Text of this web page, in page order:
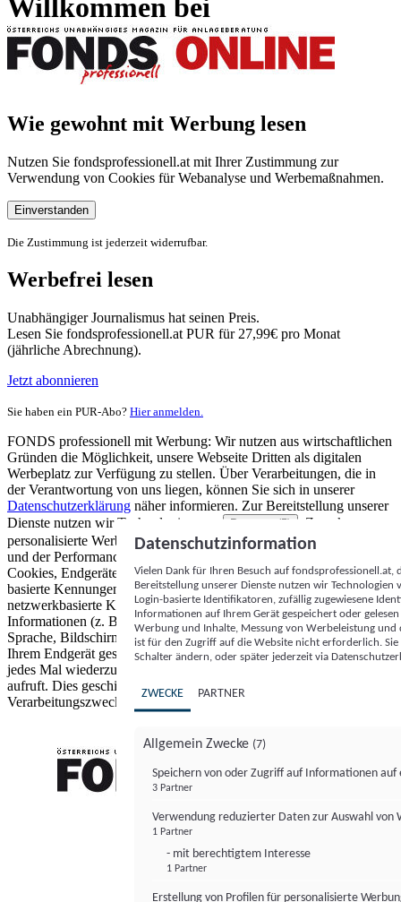
Willkommen bei
Wie gewohnt mit Werbung lesen
Nutzen Sie fondsprofessionell.at mit Ihrer Zustimmung zur
Verwendung von Cookies für Webanalyse und Werbemaßnahmen.
Einverstanden
Die Zustimmung ist jederzeit widerrufbar.
Werbefrei lesen
Unabhängiger Journalismus hat seinen Preis.
Lesen Sie fondsprofessionell.at PUR für 27,99€ pro Monat
(jährliche Abrechnung).
Jetzt abonnieren
Sie haben ein PUR-Abo? Hier anmelden.
FONDS professionell mit Werbung: Wir nutzen aus wirtschaftlichen
Gründen die Möglichkeit, unsere Webseite Dritten als digitalen
Werbeplatz zur Verfügung zu stellen. Über Verarbeitungen, die in
der Verantwortung von uns liegen, können Sie sich in unserer
Datenschutzerklärung näher informieren. Zur Bereitstellung unserer
Dienste nutzen wir Technologien von
Partnern (5)
. Zwecke:
personalisierte Werbung und Inhalte, Messung von Werbeleistung
und der Performance von Inhalten sowie Zielgruppenforschung.
Cookies, Endgeräte- oder ähnliche Online-Kennungen (z. B. login-
basierte Kennungen, zufällig generierte Kennungen,
netzwerkbasierte Kennungen) können zusammen mit anderen
Informationen (z. B. Browsertyp und Browserinformationen,
Sprache, Bildschirmgröße, unterstützte Technologien usw.) auf
Ihrem Endgerät gespeichert oder von dort ausgelesen werden, um es
jedes Mal wiederzuerkennen, wenn es eine App oder einer Webseite
aufruft. Dies geschieht für einen oder mehrere der hier aufgeführten
Verarbeitungszwecke.
Datenschutzinformation
Vielen Dank für Ihren Besuch auf
Bereitstellung unserer Dienste nutzen wir Technologien
Login-basierte Identifikatoren, zufällig zugewiesene
Informationen auf Ihrem Gerät gespeichert oder
Werbung und Inhalte, Messung von Werbeleistung
ist für den Zugriff auf die Website nicht erforderlich.
Schalter ändern, oder später jederzeit via
ZWECKE PARTNER
Allgemein Zwecke (7)
Speichern von oder Zugriff auf Informationen auf
3 Partner
Verwendung reduzierter Daten zur Auswahl von
1 Partner
- mit berechtigtem Interesse
1 Partner
Erstellung von Profilen für personalisierte
FONDS professionell